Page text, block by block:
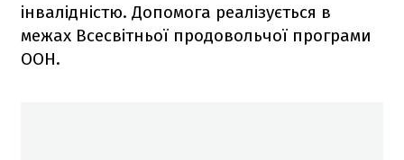
інвалідністю. Допомога реалізується в
межах Всесвітньої продовольчої програми
ООН.